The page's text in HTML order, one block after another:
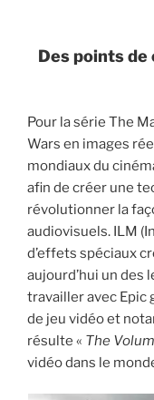
Des points de
Pour la série The
Wars en images
mondiaux du
afin de créer une
révolutionner la
audiovisuels. ILM
d’effets spéciaux
aujourd’hui un des
travailler avec Epic
de jeu vidéo et
résulte « The
vidéo dans le